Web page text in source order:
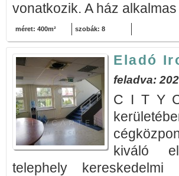
vonatkozik. A ház
méret: 400m² szobák: 8
Eladó
feladva:
C I T Y
kiváló
telephely